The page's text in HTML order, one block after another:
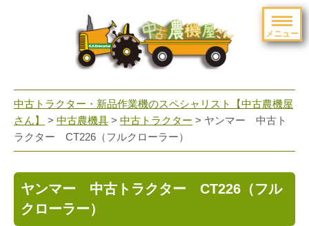
メニュー
navigation
中古トラクター・新品作業機のスペシャリスト【中古農機屋
さん】
> 中古農機具 > 中古トラクター > ヤンマー 中古ト
ラクター CT226（フルクローラー）
ヤンマー 中古トラクター CT226（フル
クローラー）